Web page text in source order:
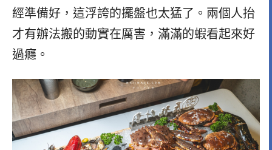
經準備好，這浮誇的擺盤也太猛了。兩個人抬
才有辦法搬的動實在厲害，滿滿的蝦看起來好
過癮。